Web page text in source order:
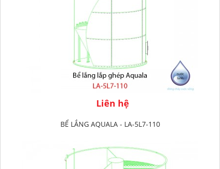
Liên hệ
BỂ LẮNG AQUALA - LA-5L7-110